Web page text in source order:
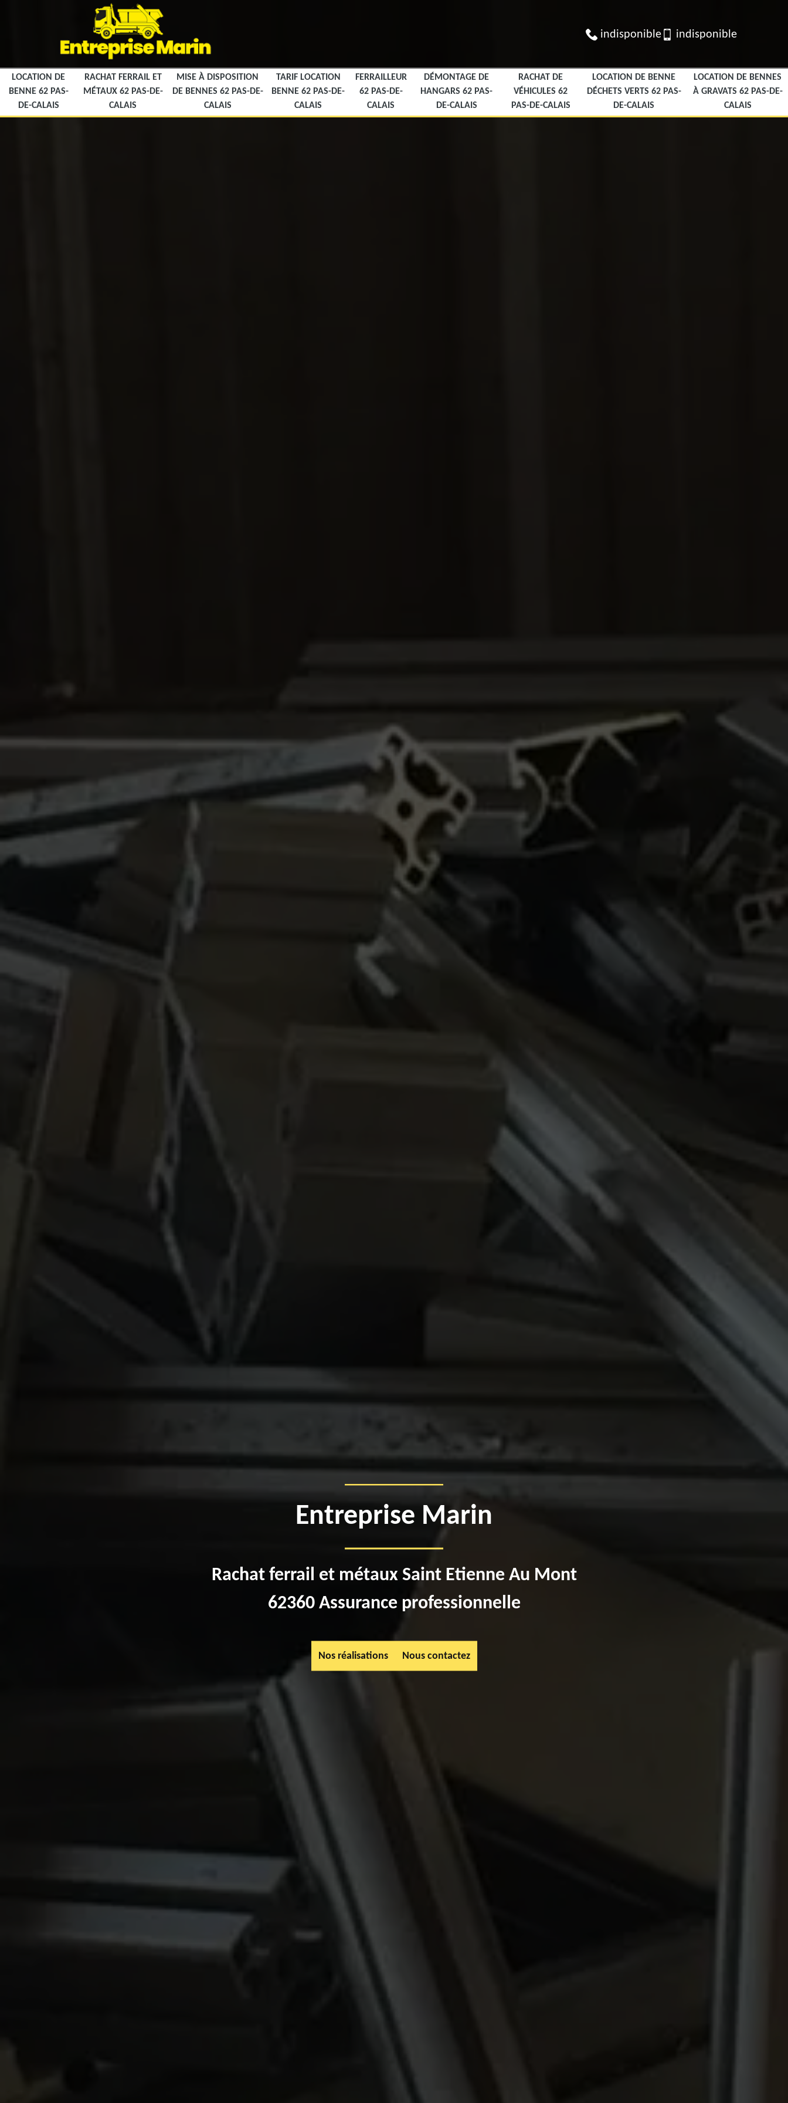
indisponible indisponible
LOCATION DE
BENNE 62 PAS-
DE-CALAIS
RACHAT FERRAIL ET
MÉTAUX 62 PAS-DE-
CALAIS
MISE À DISPOSITION
DE BENNES 62 PAS-DE-
CALAIS
TARIF LOCATION
BENNE 62 PAS-DE-
CALAIS
FERRAILLEUR
62 PAS-DE-
CALAIS
DÉMONTAGE DE
HANGARS 62 PAS-
DE-CALAIS
RACHAT DE
VÉHICULES 62
PAS-DE-CALAIS
LOCATION DE BENNE
DÉCHETS VERTS 62 PAS-
DE-CALAIS
LOCATION DE BENNES
À GRAVATS 62 PAS-DE-
CALAIS
Entreprise Marin
Rachat ferrail et métaux Saint Etienne Au Mont
62360 Assurance professionnelle
Nos réalisations Nous contactez